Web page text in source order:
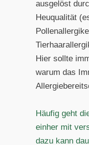
ausgelöst
Heuqualität
Hier sollte
warum das
Häufig geht
einher mit
dazu kann